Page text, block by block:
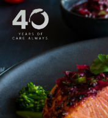
跳至主内容